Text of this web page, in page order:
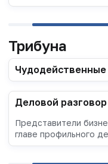
Трибуна
Деловой разговор
Представители
главе профильного